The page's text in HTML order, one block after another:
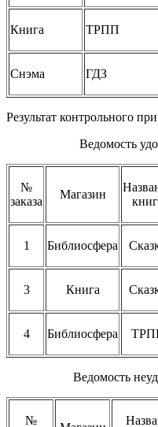
Книга ТРПП
Снэма ГДЗ
Результат контрольного
Ведомость
№
заказа
Магазин
1 Библиосфера
3 Книга
4 Библиосфера
Ведомость
№